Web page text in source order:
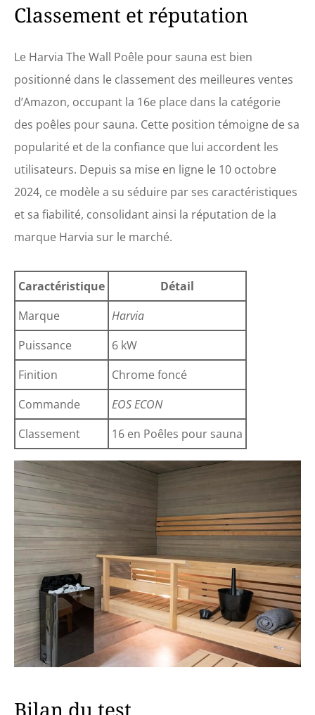
Classement et réputation
Le Harvia The Wall Poêle pour sauna est bien
positionné dans le classement des meilleures ventes
d’Amazon, occupant la 16e place dans la catégorie
des poêles pour sauna. Cette position témoigne de sa
popularité et de la confiance que lui accordent les
utilisateurs. Depuis sa mise en ligne le 10 octobre
2024, ce modèle a su séduire par ses caractéristiques
et sa fiabilité, consolidant ainsi la réputation de la
marque Harvia sur le marché.
Caractéristique
Détail
Marque
Harvia
Puissance
6 kW
Finition
Chrome foncé
Commande
EOS ECON
Classement
16 en Poêles pour sauna
Bilan du test